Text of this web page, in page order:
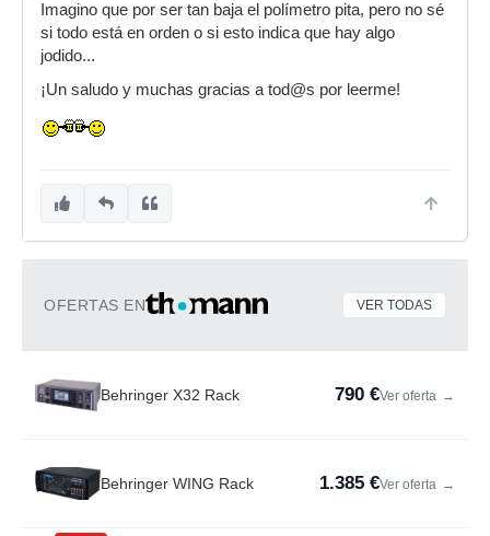
Imagino que por ser tan baja el polímetro pita, pero no sé
si todo está en orden o si esto indica que hay algo
jodido...
¡Un saludo y muchas gracias a tod@s por leerme!
OFERTAS EN VER TODAS
Behringer X32 Rack 790 €Ver oferta →
Behringer WING Rack 1.385 €Ver oferta →